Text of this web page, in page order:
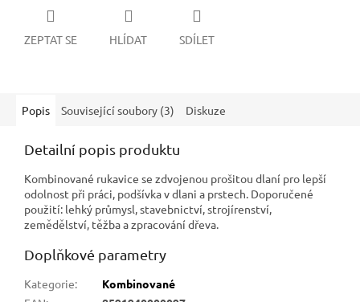
ZEPTAT SE HLÍDAT SDÍLET
Popis Související soubory (3) Diskuze
Detailní popis produktu
Kombinované rukavice se zdvojenou prošitou dlaní pro lepší
odolnost při práci, podšívka v dlani a prstech. Doporučené
použití: lehký průmysl, stavebnictví, strojírenství,
zemědělství, těžba a zpracování dřeva.
Doplňkové parametry
Kategorie:
Kombinované